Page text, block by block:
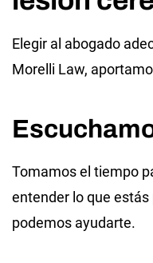
Elegir al abogado
Morelli Law,
Tomamos el tiempo
entender lo que
podemos ayudarte.